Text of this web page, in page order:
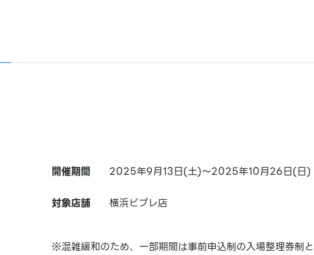
開催期間 2025年9月13日(土)～2025年10月26日(日)
対象店舗 横浜ビブレ店
※混雑緩和のため、一部期間は事前申込制の入場整理券制と